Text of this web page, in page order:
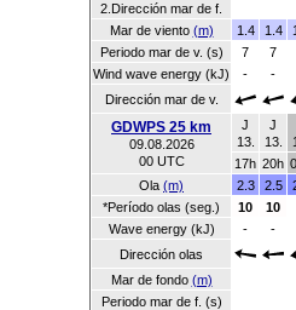
2.Dirección mar de f.
Mar de viento (m) 1.4 1.4
Periodo mar de v. (s)
7 7
Wind wave energy (kJ)
- -
Dirección mar de v.
GDWPS 25 km
09.08.2026
00 UTC
J
13.
J
13.
17h 20h
Ola (m) 2.3 2.5
*Período olas (seg.)
10 10
Wave energy (kJ)
- -
Dirección olas
Mar de fondo (m)
Periodo mar de f. (s)